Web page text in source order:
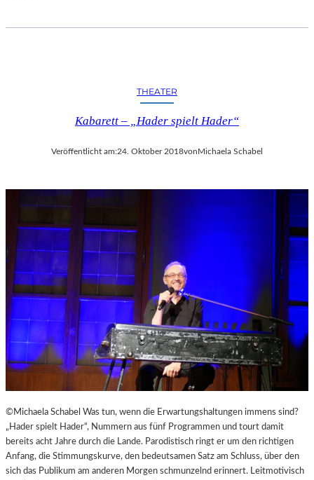
THEATER
Kabarett – „Hader spielt Hader“
Veröffentlicht am:24. Oktober 2018vonMichaela Schabel
©Michaela Schabel Was tun, wenn die Erwartungshaltungen immens sind?
„Hader spielt Hader“, Nummern aus fünf Programmen und tourt damit
bereits acht Jahre durch die Lande. Parodistisch ringt er um den richtigen
Anfang, die Stimmungskurve, den bedeutsamen Satz am Schluss, über den
sich das Publikum am anderen Morgen schmunzelnd erinnert. Leitmotivisch